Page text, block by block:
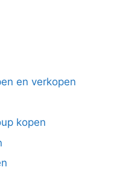
en verkopen
kopen